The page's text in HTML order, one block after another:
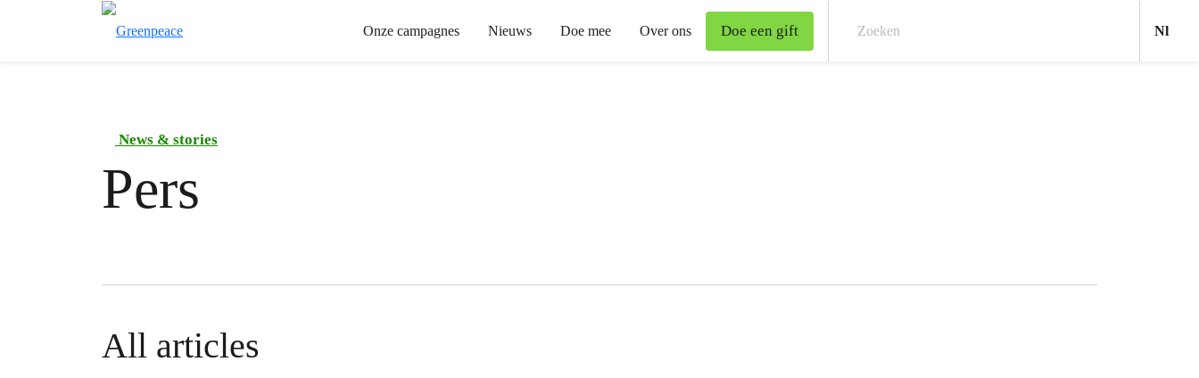
Onze campagnes Nieuws Doe mee Over ons Doe een gift Nl
News & stories
Pers
All articles